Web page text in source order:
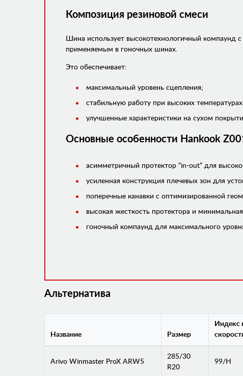
Композиция резиновой смеси
Шина использует высокотехнологичный компаунд
применяемым в гоночных шинах.
Это обеспечивает:
максимальный уровень сцепления;
стабильную работу при высоких
улучшенные характеристики на сухом
Основные особенности Hankook
асимметричный протектор “in-out” для
усиленная конструкция плечевых зон для
поперечные канавки с оптимизированной
высокая жесткость протектора и
гоночный компаунд для максимального
Альтернатива
Название Размер
Индекс
Arivo Winmaster ProX ARW5
285/30
R20
99/H